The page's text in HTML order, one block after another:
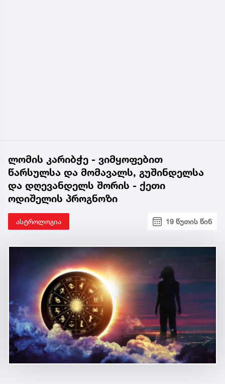
ლომის კარიბჭე - ვიმყოფებით
წარსულსა და მომავალს, გუშინდელსა
და დღევანდელს შორის - ქეთი
ოდიშელის პროგნოზი
ასტროლოგია 19 წუთის წინ